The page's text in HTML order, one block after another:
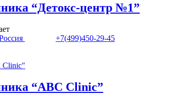
“Детокс-центр №1”
+7(499)450-29-45
“ABC Clinic”